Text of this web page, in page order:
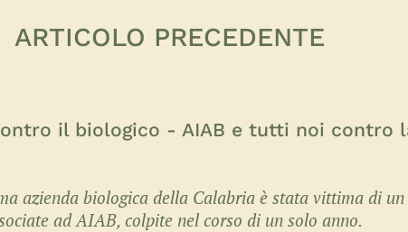
ARTICOLO PRECEDENTE
il biologico - AIAB e tutti noi contro
azienda biologica della Calabria è stata vittima di un
ad AIAB, colpite nel corso di un solo anno.